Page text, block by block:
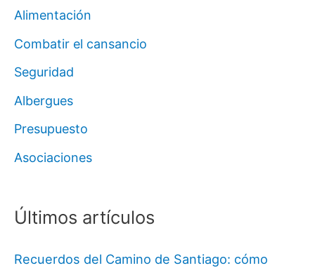
Alimentación
Combatir el cansancio
Seguridad
Albergues
Presupuesto
Asociaciones
Últimos artículos
Recuerdos del Camino de Santiago: cómo